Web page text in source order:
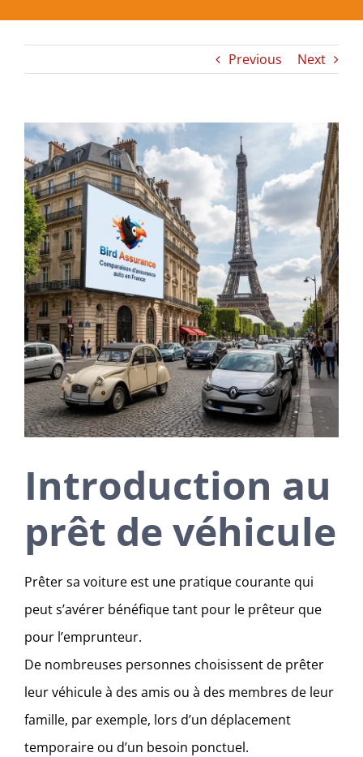
Previous Next
View
Larger
Image
Introduction au
prêt de véhicule
Prêter sa voiture est une pratique courante qui
peut s’avérer bénéfique tant pour le prêteur que
pour l’emprunteur.
De nombreuses personnes choisissent de prêter
leur véhicule à des amis ou à des membres de leur
famille, par exemple, lors d’un déplacement
temporaire ou d’un besoin ponctuel.